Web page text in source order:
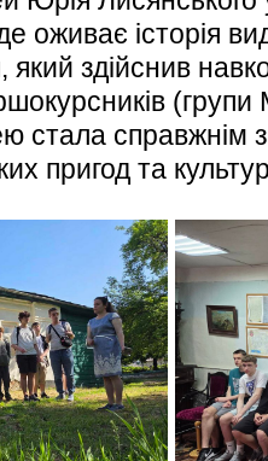
оживає історія
який здійснив
стала справжнім
пригод та